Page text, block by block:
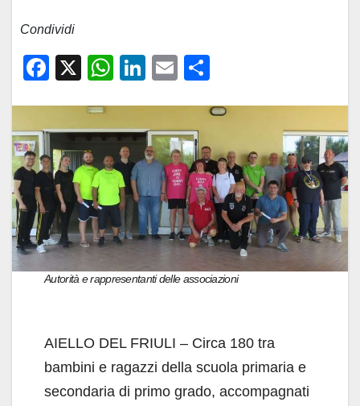
Condividi
F
e
b
o
o
k
X
W
s
A
p
p
Li
e
dI
n
E
n
di
vi
di
Autorità e rappresentanti delle associazioni
AIELLO DEL FRIULI – Circa 180 tra
bambini e ragazzi della scuola primaria e
secondaria di primo grado, accompagnati